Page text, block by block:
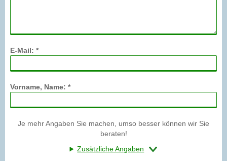
E-Mail: *
Vorname, Name: *
Je mehr Angaben Sie machen, umso besser können wir Sie
beraten!
Zusätzliche Angaben